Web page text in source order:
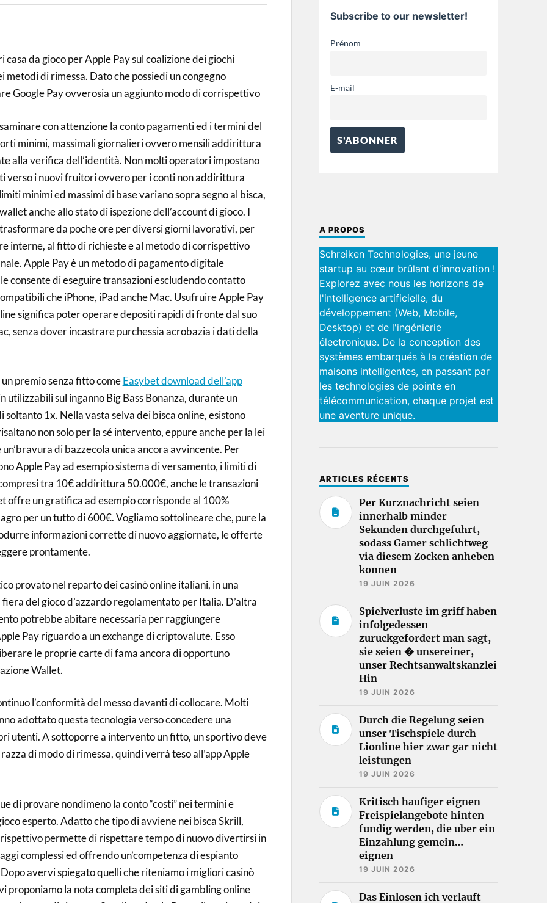
casa da gioco per Apple Pay sul coalizione dei giochi
metodi di rimessa. Dato che possiedi un congegno
Google Pay ovverosia un aggiunto modo di corrispettivo
con attenzione la conto pagamenti ed i termini del
minimi, massimali giornalieri ovvero mensili addirittura
alla verifica dell’identità. Non molti operatori impostano
verso i nuovi fruitori ovvero per i conti non addirittura
minimi ed massimi di base variano sopra segno al bisca,
anche allo stato di ispezione dell’account di gioco. I
da poche ore per diversi giorni lavorativi, per
interne, al fitto di richieste e al metodo di corrispettivo
Apple Pay è un metodo di pagamento digitale
consente di eseguire transazioni escludendo contatto
che iPhone, iPad anche Mac. Usufruire Apple Pay
significa poter operare depositi rapidi di fronte dal suo
senza dover incastrare purchessia acrobazia i dati della
premio senza fitto comeEasybet download dell’app
utilizzabili sul inganno Big Bass Bonanza, durante un
1x. Nella vasta selva dei bisca online, esistono
non solo per la sé intervento, eppure anche per la lei
di bazzecola unica ancora avvincente. Per
Apple Pay ad esempio sistema di versamento, i limiti di
tra 10€ addirittura 50.000€, anche le transazioni
offre un gratifica ad esempio corrisponde al 100%
per un tutto di 600€. Vogliamo sottolineare che, pure la
informazioni corrette di nuovo aggiornate, le offerte
prontamente.
provato nel reparto dei casinò online italiani, in una
del gioco d’azzardo regolamentato per Italia. D’altra
potrebbe abitare necessaria per raggiungere
Pay riguardo a un exchange di criptovalute. Esso
le proprie carte di fama ancora di opportuno
Wallet.
l’conformità del messo davanti di collocare. Molti
adottato questa tecnologia verso concedere una
utenti. A sottoporre a intervento un fitto, un sportivo deve
di modo di rimessa, quindi verrà teso all’app Apple
di provare nondimeno la conto “costi” nei termini e
esperto. Adatto che tipo di avviene nei bisca Skrill,
permette di rispettare tempo di nuovo divertirsi in
complessi ed offrendo un’competenza di espianto
avervi spiegato quelli che riteniamo i migliori casinò
proponiamo la nota completa dei siti di gambling online
Subscribe to our newsletter!
Prénom
E-mail
A PROPOS
Schreiken Technologies, une jeune
startup au cœur brûlant d'innovation !
Explorez avec nous les horizons de
l'intelligence artificielle, du
développement (Web, Mobile,
Desktop) et de l'ingénierie
électronique. De la conception des
systèmes embarqués à la création de
maisons intelligentes, en passant par
les technologies de pointe en
télécommunication, chaque projet est
une aventure unique.
ARTICLES RÉCENTS
Per Kurznachricht seien
innerhalb minder
Sekunden durchgefuhrt,
sodass Gamer schlichtweg
via diesem Zocken anheben
konnen
19 JUIN 2026
Spielverluste im griff haben
infolgedessen
zuruckgefordert man sagt,
sie seien � unsereiner,
unser Rechtsanwaltskanzlei
Hin
19 JUIN 2026
Durch die Regelung seien
unser Tischspiele durch
Lionline hier zwar gar nicht
leistungen
19 JUIN 2026
Kritisch haufiger eignen
Freispielangebote hinten
fundig werden, die uber ein
Einzahlung gemein…
eignen
19 JUIN 2026
Das Einlosen ich verlauft